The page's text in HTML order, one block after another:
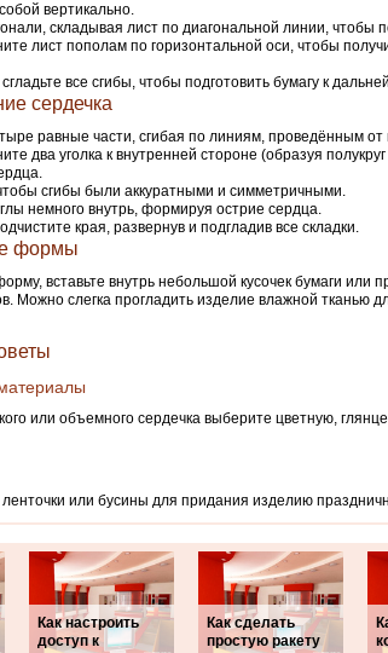
вертикально.
складывая лист по диагональной линии, чтобы
лист пополам по горизонтальной оси, чтобы
все сгибы, чтобы подготовить бумагу к
сердечка
равные части, сгибая по линиям, проведённым от
два уголка к внутренней стороне (образуя
сгибы были аккуратными и симметричными.
немного внутрь, формируя острие сердца.
края, развернув и подгладив все складки.
формы
вставьте внутрь небольшой кусочек бумаги или
Можно слегка прогладить изделие влажной тканью
или объемного сердечка выберите цветную,
или бусины для придания изделию
Как настроить
доступ к
Как сделать
простую ракету